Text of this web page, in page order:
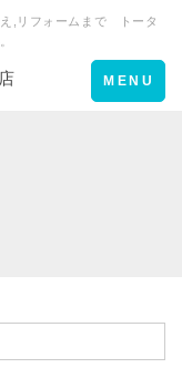
,リフォームまで トータ
Toggle
navigation
MENU